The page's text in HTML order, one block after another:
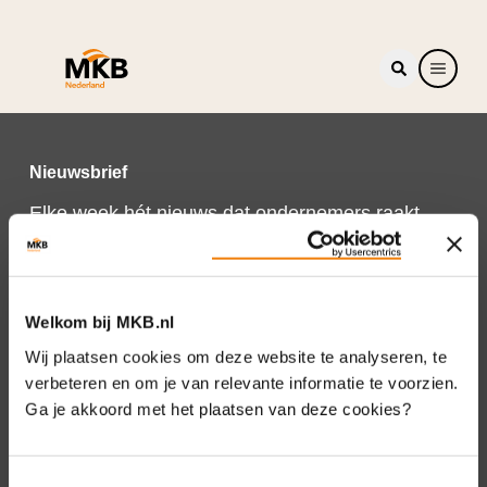
Welkom bij MKB.nl
Wij plaatsen cookies om deze website te analyseren, te
verbeteren en om je van relevante informatie te voorzien.
Ga je akkoord met het plaatsen van deze cookies?
Nieuwsbrief
Elke week hét nieuws dat ondernemers raakt.
Schrijf je nu in voor de MKB-Nederland
nieuwsbrief.
Schrijf je in
Direct naar
Over ons